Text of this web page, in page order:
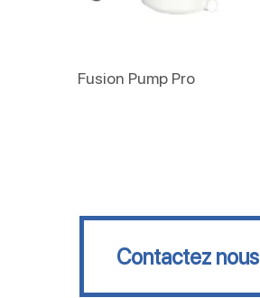
Fusion Pump Pro
Contactez nous
Contactez nous